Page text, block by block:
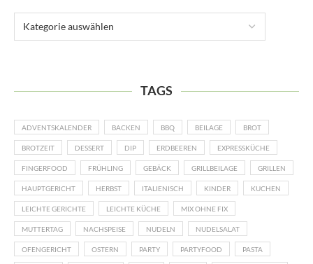
TAGS
ADVENTSKALENDER BACKEN BBQ BEILAGE BROT
BROTZEIT DESSERT DIP ERDBEEREN EXPRESSKÜCHE
FINGERFOOD FRÜHLING GEBÄCK GRILLBEILAGE GRILLEN
HAUPTGERICHT HERBST ITALIENISCH KINDER KUCHEN
LEICHTE GERICHTE LEICHTE KÜCHE MIX OHNE FIX
MUTTERTAG NACHSPEISE NUDELN NUDELSALAT
OFENGERICHT OSTERN PARTY PARTYFOOD PASTA